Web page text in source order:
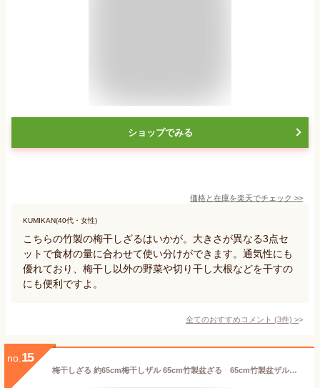
ショップでみる
価格と在庫を楽天でチェック >>
KUMIKAN(40代・女性)
こちらの竹製の梅干しざるはいかが。大きさが異なる3点セ
ットで食材の量に合わせて使い分けができます。通気性にも
優れており、梅干し以外の野菜や切り干し大根などを干すの
にも便利ですよ。
全てのおすすめコメント (3件) >
no. 15
梅干しざる 約65cm梅干しザル 65cm竹製盆ざる 65cm竹製盆ザル 65cm天然竹製ベトナム製